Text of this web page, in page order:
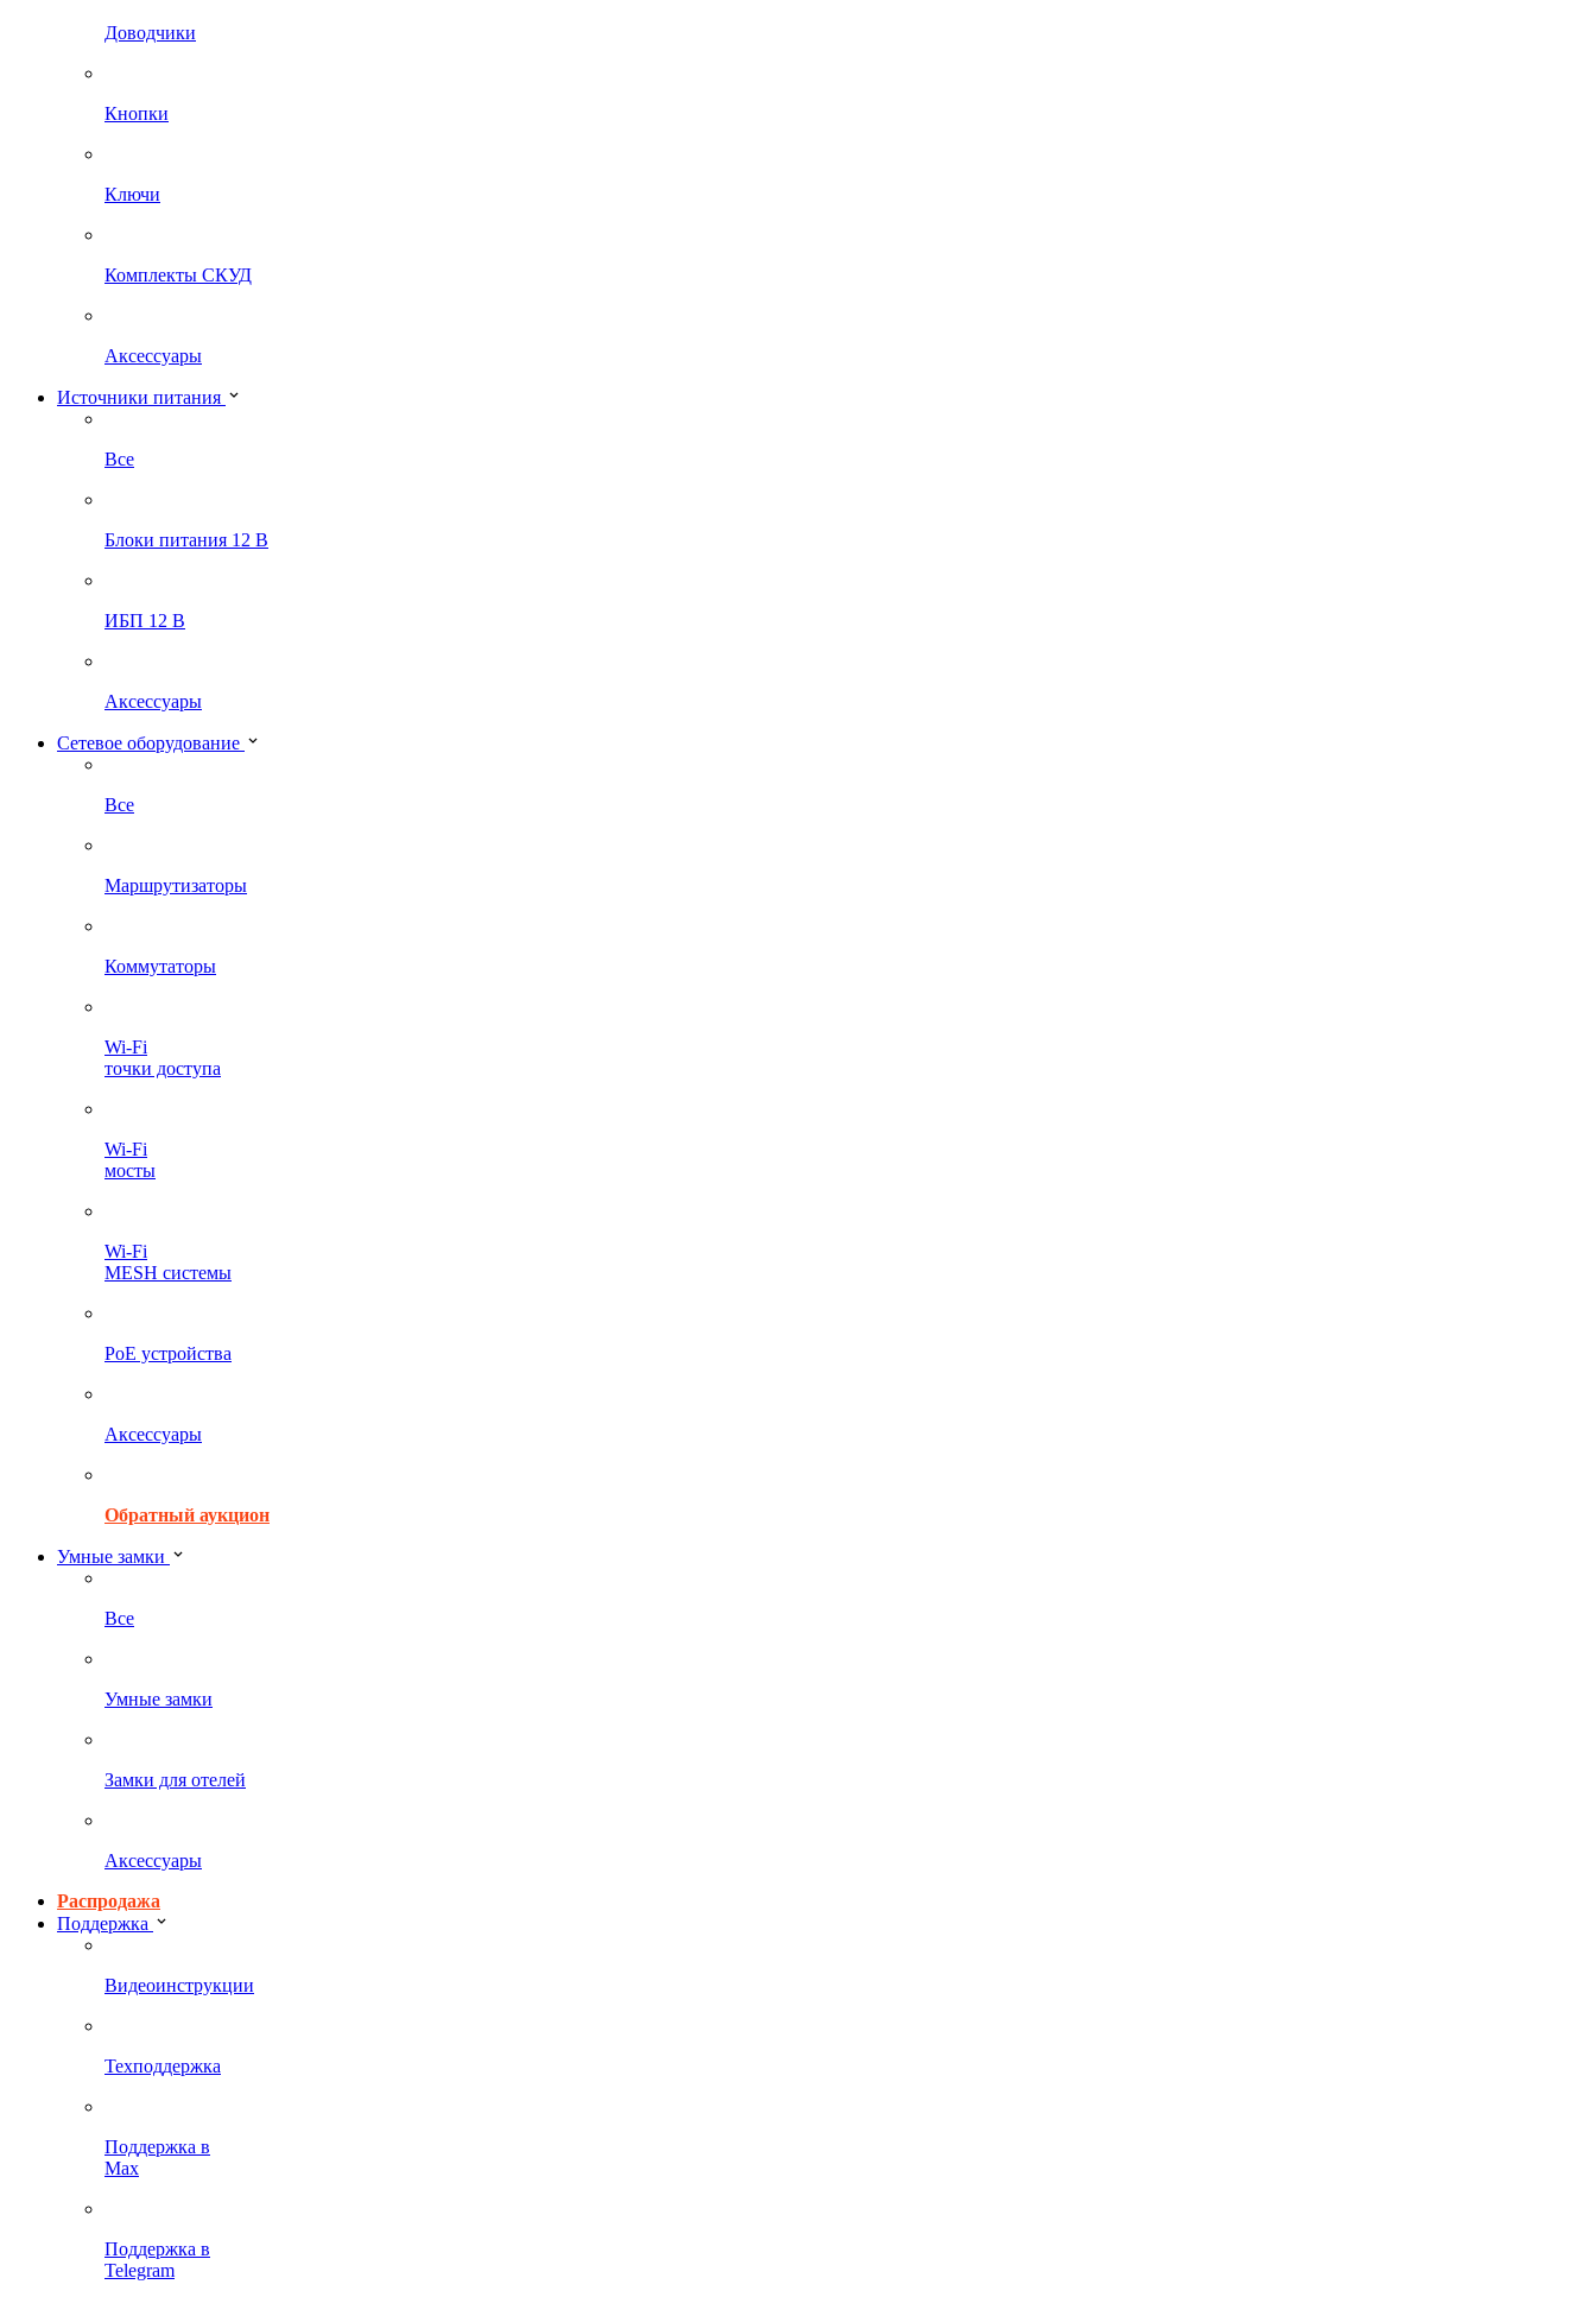
Доводчики
Кнопки
Ключи
Комплекты СКУД
Аксессуары
Источники питания
Все
Блоки питания 12 В
ИБП 12 В
Аксессуары
Сетевое оборудование
Все
Маршрутизаторы
Коммутаторы
Wi-Fi
точки доступа
Wi-Fi
мосты
Wi-Fi
MESH системы
PoE устройства
Аксессуары
Обратный аукцион
Умные замки
Все
Умные замки
Замки для отелей
Аксессуары
Распродажа
Поддержка
Видеоинструкции
Техподдержка
Поддержка в
Max
Поддержка в
Telegram